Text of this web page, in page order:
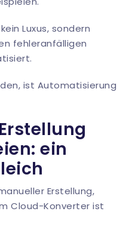
Luxus, sondern
fehleranfälligen
ist Automatisierung
ein
Erstellung,
Cloud-Konverter ist